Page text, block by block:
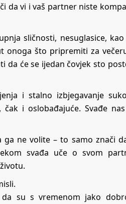
da vi i vaš partner niste
sličnosti, nesuglasice,
onoga što pripremiti za
​​da će se ijedan čovjek sto
i stalno izbjegavanje
i oslobađajuće. Svađe
ne volite – to samo znači
svađa uče o svom
su s vremenom jako